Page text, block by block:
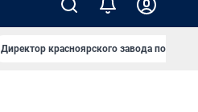
Директор красноярского завода под